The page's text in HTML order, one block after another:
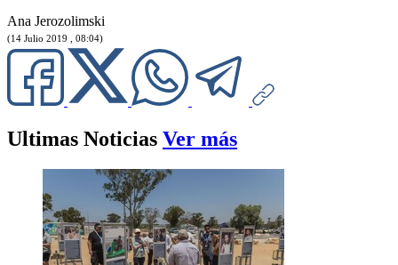
Ana Jerozolimski
(14 Julio 2019 , 08:04)
Ultimas Noticias Ver más